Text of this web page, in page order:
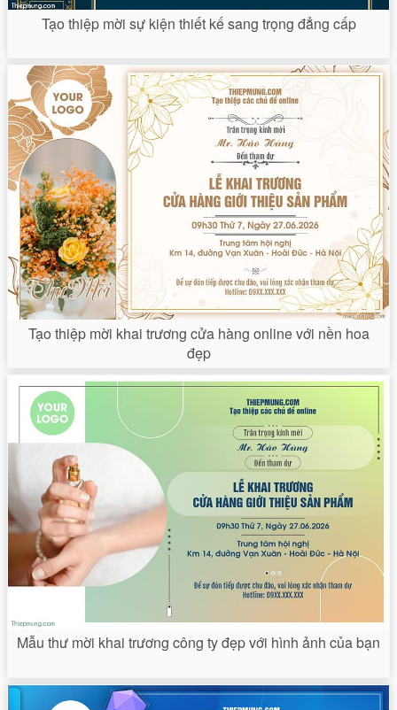
Tạo thiệp mời sự kiện thiết kế sang trọng đẳng cấp
Tạo thiệp mời khai trương cửa hàng online với nền hoa
đẹp
Mẫu thư mời khai trương công ty đẹp với hình ảnh của bạn